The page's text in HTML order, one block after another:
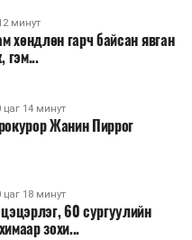
минут
хөндлөн гарч байсан явган
гэм...
цаг 14 минут
Жанин Пиррог
цаг 18 минут
60 сургуулийн
зохи...